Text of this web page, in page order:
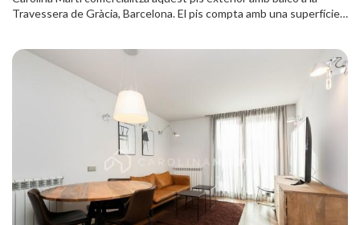
Travessera de Gràcia, Barcelona. El pis compta amb una superfície
completes. És exterior a una varietat de balcons amb vistes a la
Travessera de Gràcia. Orientació sud-est. Disposa de calefacció i
terres de parquet. El pis és molt lluminós. S'ubica a una de les
millors zones de Barcelona just al costat del transport públic (FGC).
Finca construïda l´any 1940 amb servei de consergeria i ascensor.